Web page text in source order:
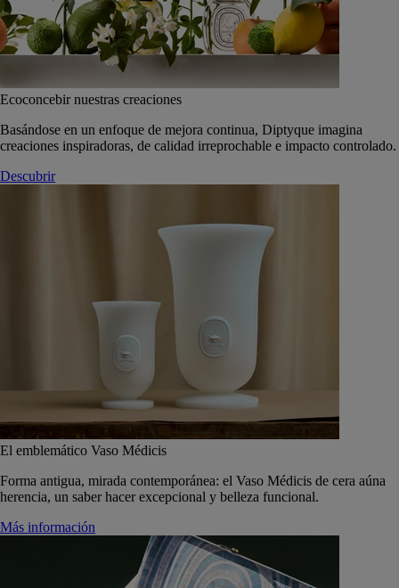
Ecoconcebir nuestras creaciones
Basándose en un enfoque de mejora continua, Diptyque imagina
creaciones inspiradoras, de calidad irreprochable e impacto controlado.
Descubrir
El emblemático Vaso Médicis
Forma antigua, mirada contemporánea: el Vaso Médicis de cera aúna
herencia, un saber hacer excepcional y belleza funcional.
Más información